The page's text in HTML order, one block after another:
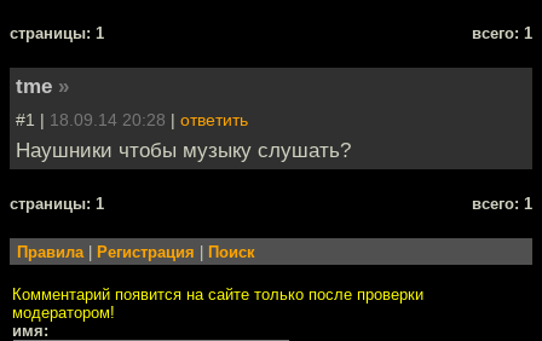
cтраницы: 1 всего: 1
tme »
#1 | 18.09.14 20:28 | ответить
Наушники чтобы музыку слушать?
cтраницы: 1 всего: 1
Правила Регистрация Поиск
Комментарий появится на сайте только после проверки
модератором!
имя: